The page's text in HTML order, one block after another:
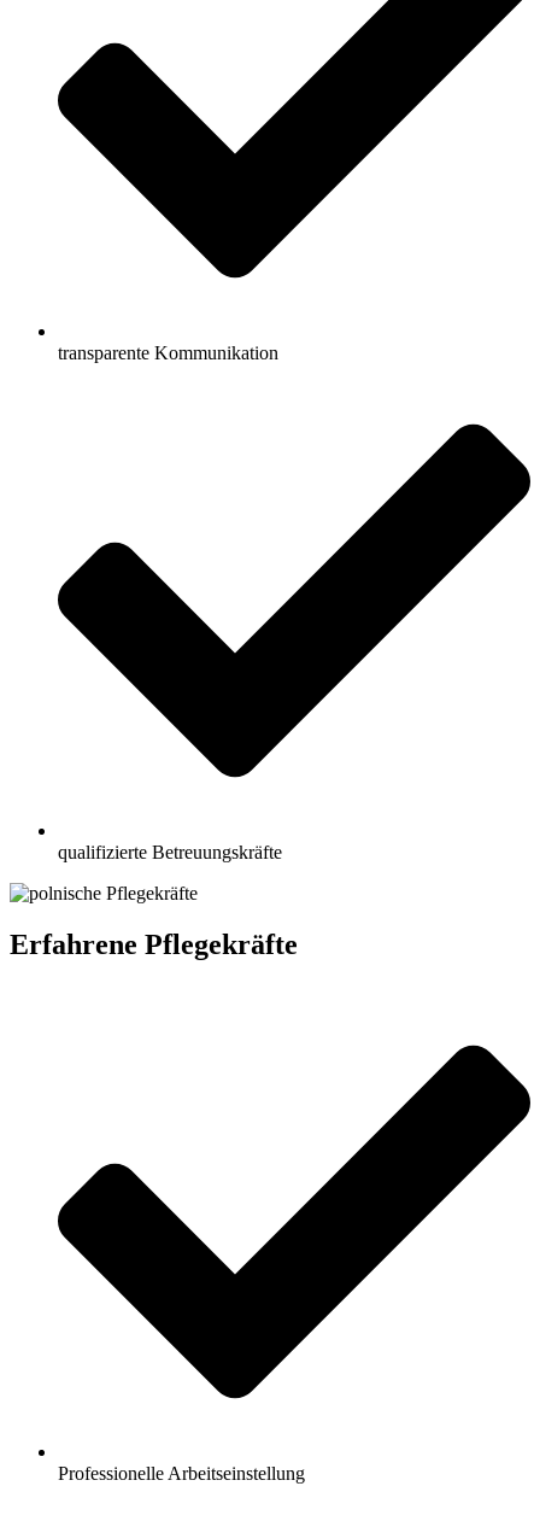
transparente Kommunikation
qualifizierte Betreuungskräfte
Erfahrene Pflegekräfte
Professionelle Arbeitseinstellung